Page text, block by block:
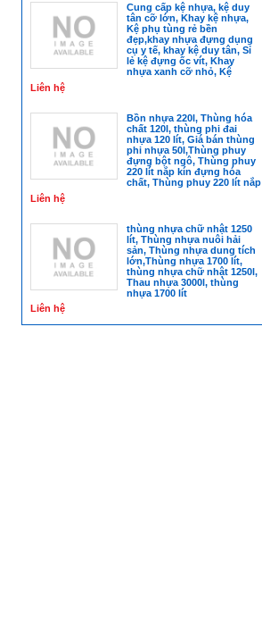
Cung cấp kệ nhựa, kệ duy
tân cỡ lớn, Khay kệ nhựa,
Kệ phụ tùng rẻ bền
đẹp,khay nhựa đựng dụng
cụ y tế, khay kệ duy tân, Sỉ
lẻ kệ đựng ốc vít, Khay
nhựa xanh cỡ nhỏ, Kệ
Liên hệ
Bồn nhựa 220l, Thùng hóa
chất 120l, thùng phi đai
nhựa 120 lít, Giá bán thùng
phi nhựa 50l,Thùng phuy
đựng bột ngô, Thùng phuy
220 lít nắp kín đựng hóa
chất, Thùng phuy 220 lít nắp
Liên hệ
thùng nhựa chữ nhật 1250
lít, Thùng nhựa nuôi hải
sản, Thùng nhựa dung tích
lớn,Thùng nhựa 1700 lít,
thùng nhựa chữ nhật 1250l,
Thau nhựa 3000l, thùng
nhựa 1700 lít
Liên hệ